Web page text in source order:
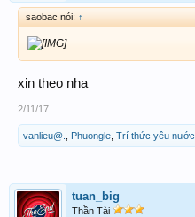
saobac nói: ↑
xin theo nha
2/11/17
vanlieu@. Phuongle Trí thức yêu nước
tuan_big
Thần Tài